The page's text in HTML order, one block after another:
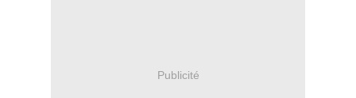
Publicité